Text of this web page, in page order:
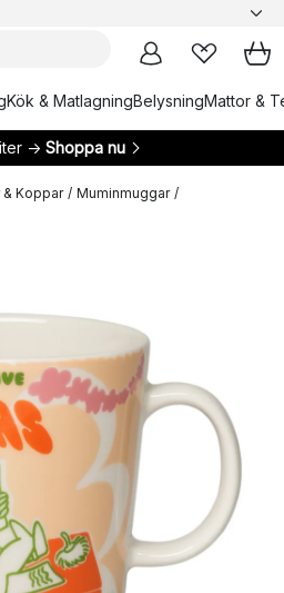
Kök & MatlagningBelysningMattor &
→ Shoppa nu
Koppar / Muminmuggar /